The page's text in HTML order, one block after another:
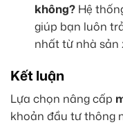
không? Hệ
giúp bạn luôn
nhất từ nhà sản
Kết luận
Lựa chọn nâng cấp
khoản đầu tư thông